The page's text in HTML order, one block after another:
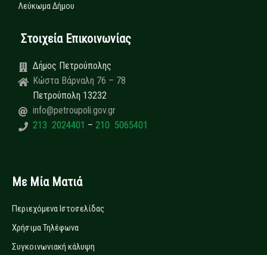
Λεύκωμα Δήμου
Στοιχεία Επικοινωνίας
Δήμος Πετρούπολης
Κώστα Βάρναλη 76 – 78
Πετρούπολη 13232
info@petroupoli.gov.gr
213 2024401 – 210 5065401
Με Μία Ματιά
Περιεχόμενα Ιστοσελίδας
Χρήσιμα Τηλέφωνα
Συγκοινωνιακή κάλυψη